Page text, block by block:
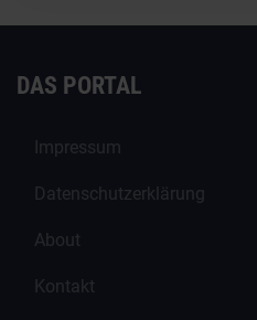
DAS PORTAL
Impressum
Datenschutzerklärung
About
Kontakt